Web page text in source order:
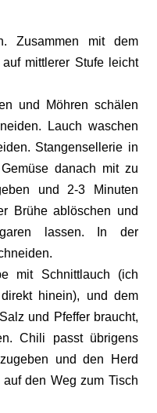
Zusammen mit dem
mittlerer Stufe leicht
und Möhren schälen
Lauch waschen
Stangensellerie in
danach mit zu
und 2-3 Minuten
Brühe ablöschen und
lassen. In der
mit Schnittlauch (ich
hinein), und dem
und Pfeffer braucht,
Chili passt übrigens
und den Herd
den Weg zum Tisch